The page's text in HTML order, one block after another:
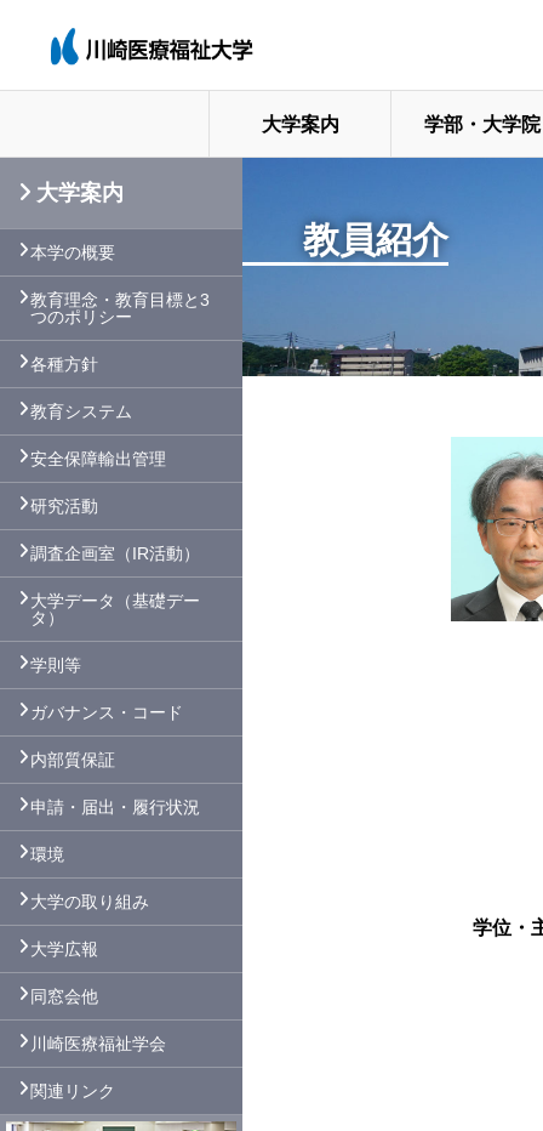
大学案内 学部・大学院
教員紹介
学位・
大学案内
本学の概要
教育理念・教育目標と3
つのポリシー
各種方針
教育システム
安全保障輸出管理
研究活動
調査企画室（IR活動）
大学データ（基礎デー
タ）
学則等
ガバナンス・コード
内部質保証
申請・届出・履行状況
環境
大学の取り組み
大学広報
同窓会他
川崎医療福祉学会
関連リンク